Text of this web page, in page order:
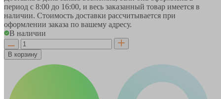
период с 8:00 до 16:00, и весь заказанный товар имеется в
наличии. Стоимость доставки рассчитывается при
оформлении заказа по вашему адресу.
В наличии
В корзину